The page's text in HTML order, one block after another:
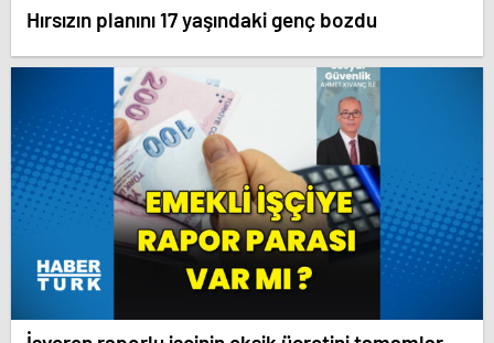
Hırsızın planını 17 yaşındaki genç bozdu